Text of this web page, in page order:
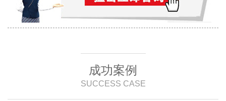
成功案例
SUCCESS CASE